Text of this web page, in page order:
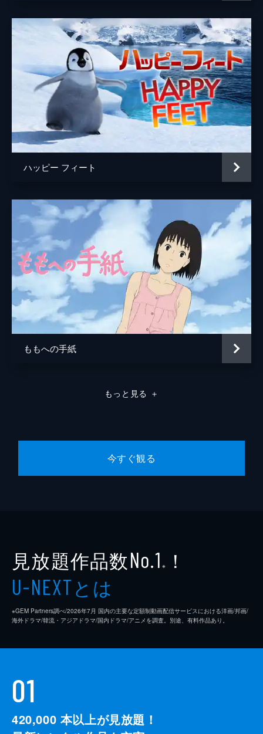
デビル四人組 松本梨香
デビル四人組 ダンディ坂野
デビル四人組 ヒロシ
デビル四人組 小島よしお
双子のフェアリー 田中れいな
双子のフェアリー リンリン
大天使 山寺宏一
じい 柄本明
監督 りんたろう
脚本 金春智子
りんたろう
林すみこ
本多俊之
アニメーション制作
ハッピー フィート
ももへの手紙
もっと見る ＋
今すぐ観る
見放題作品数No.1 ※ ！
U-NEXTとは
※GEM Partners調べ/2026年7⽉ 国内の主要な定額制動画配信サービスにおける洋画/邦画/
海外ドラマ/韓流・アジアドラマ/国内ドラマ/アニメを調査。別途、有料作品あり。
01
420,000 本以上が見放題！